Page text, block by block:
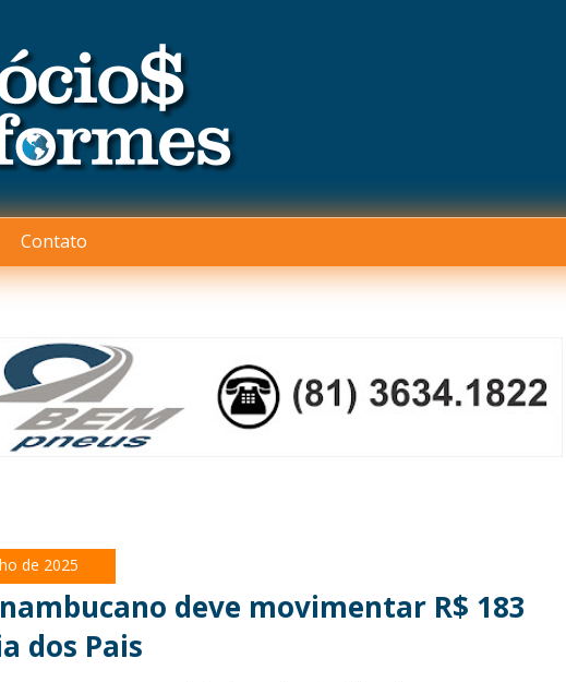
Contato
de 2025
deve movimentar R$ 183
dos Pais